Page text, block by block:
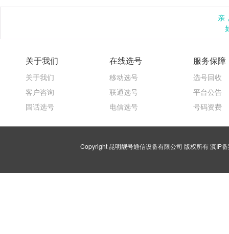
亲
关于我们
关于我们
客户咨询
固话选号
在线选号
移动选号
联通选号
电信选号
服务保障
选号回收
平台公告
号码资费
Copyright 昆明靓号通信设备有限公司 版权所有滇IP